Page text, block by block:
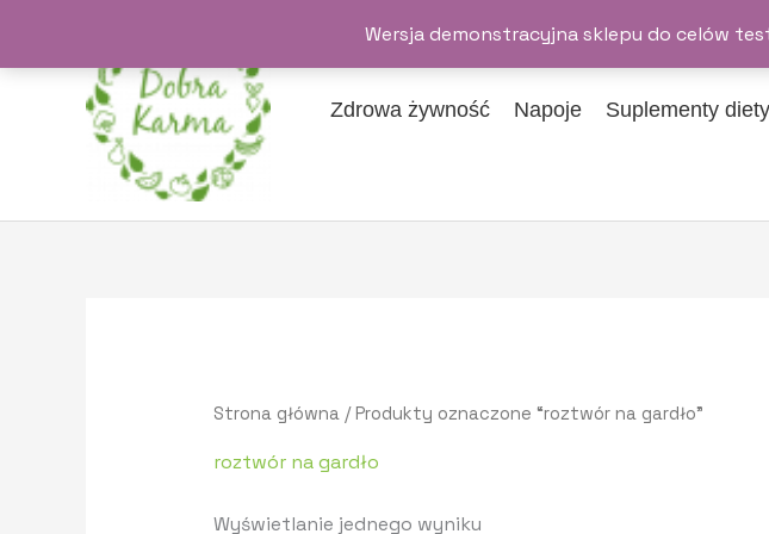
Wersja demonstracyjna sklepu do celów
treści
Zdrowa żywność Napoje Suplementy diety
Strona główna/ Produkty oznaczone “roztwór na gardło”
roztwór na gardło
Wyświetlanie jednego wyniku